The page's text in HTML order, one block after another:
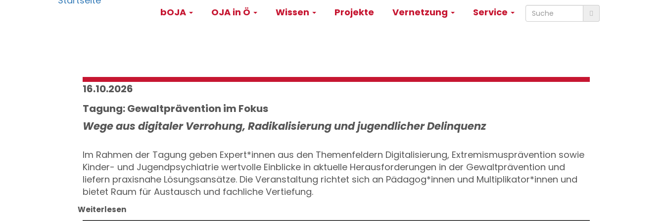
Main
bOJA OJA in Ö Wissen Projekte Vernetzung Service
16.10.2026
Tagung: Gewaltprävention im Fokus
Wege aus digitaler Verrohung, Radikalisierung und jugendlicher Delinquenz
Im Rahmen der Tagung geben Expert*innen aus den Themenfeldern Digitalisierung, Extremismusprävention sowie
Kinder- und Jugendpsychiatrie wertvolle Einblicke in aktuelle Herausforderungen in der Gewaltprävention und
liefern praxisnahe Lösungsansätze. Die Veranstaltung richtet sich an Pädagog*innen und Multiplikator*innen und
bietet Raum für Austausch und fachliche Vertiefung.
Weiterlesen